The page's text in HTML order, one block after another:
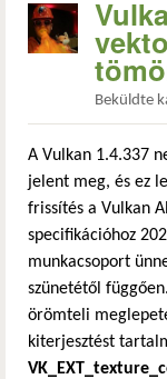
Beküldte
A Vulkan 1.4.337
jelent meg, és ez
frissítés a Vulkan
specifikációhoz
munkacsoport
szünetétől
örömteli
kiterjesztést